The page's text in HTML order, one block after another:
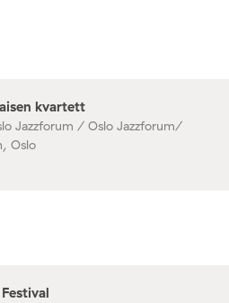
kvartett
Jazzforum / Oslo Jazzforum/
Oslo